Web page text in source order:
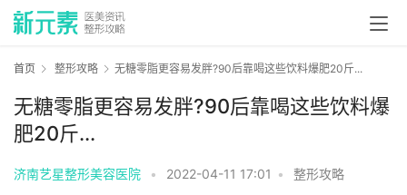
首页 整形攻略 无糖零脂更容易发胖?90后靠喝这些饮料爆肥20斤...
无糖零脂更容易发胖?90后靠喝这些饮料爆
肥20斤...
济南艺星整形美容医院 • 2022-04-11 17:01 • 整形攻略